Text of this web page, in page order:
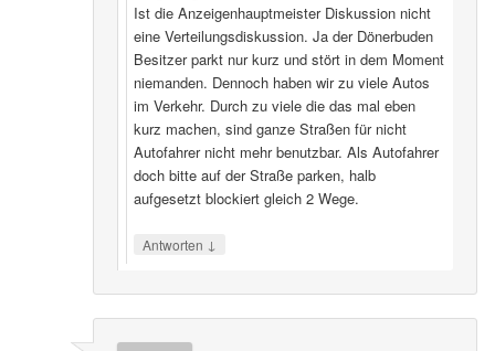
Ist die Anzeigenhauptmeister Diskussion nicht
eine Verteilungsdiskussion. Ja der Dönerbuden
Besitzer parkt nur kurz und stört in dem Moment
niemanden. Dennoch haben wir zu viele Autos
im Verkehr. Durch zu viele die das mal eben
kurz machen, sind ganze Straßen für nicht
Autofahrer nicht mehr benutzbar. Als Autofahrer
doch bitte auf der Straße parken, halb
aufgesetzt blockiert gleich 2 Wege.
Antworten ↓